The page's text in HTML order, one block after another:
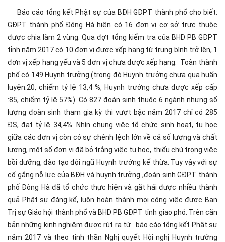
Báo cáo tổng kết Phật sự của BĐH GĐPT thành phố cho biết:
GĐPT thành phố Đông Hà hiện có 16 đơn vị cơ sở trực thuộc
được chia làm 2 vùng. Qua đợt tổng kiểm tra của BHD PB GĐPT
tỉnh năm 2017 có 10 đơn vị được xếp hạng từ trung bình trở lên, 1
đơn vị xếp hạng yếu và 5 đơn vị chưa được xếp hạng. Toàn thành
phố có 149 Huynh trưởng (trong đó Huynh trưởng chưa qua huấn
luyện:20, chiếm tỷ lệ 13,4 %, Huynh trưởng chưa được xếp cấp
:85, chiếm tỷ lệ 57%). Có 827 đoàn sinh thuộc 6 ngành nhưng số
lượng đoàn sinh tham gia kỳ thi vượt bậc năm 2017 chỉ có 285
ĐS, đạt tỷ lệ 34,4%. Nhìn chung việc tổ chức sinh hoạt, tu học
giữa các đơn vị còn có sự chênh lệch lớn về cả số lượng và chất
lượng, một số đơn vị đã bỏ trắng việc tu học, thiếu chú trọng việc
bồi dưỡng, đào tạo đội ngũ Huynh trưởng kế thừa. Tuy vậy với sự
cố gắng nỗ lực của BĐH và huynh trưởng ,đoàn sinh GĐPT thành
phố Đông Hà đã tổ chức thực hiện và gặt hái được nhiều thành
quả Phật sự đáng kể, luôn hoàn thành mọi công việc được Ban
Trị sự Giáo hội thành phố và BHD PB GĐPT tỉnh giao phó. Trên căn
bản những kinh nghiệm được rút ra từ báo cáo tổng kết Phật sự
năm 2017 và theo tinh thần Nghị quyết Hội nghị Huynh trưởng